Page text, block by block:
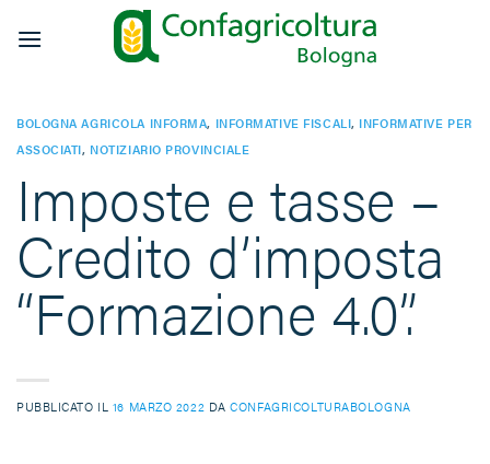
BOLOGNA AGRICOLA INFORMA, INFORMATIVE FISCALI, INFORMATIVE PER
ASSOCIATI, NOTIZIARIO PROVINCIALE
Imposte e tasse –
Credito d’imposta
“Formazione 4.0”.
PUBBLICATO IL 16 MARZO 2022 DACONFAGRICOLTURABOLOGNA